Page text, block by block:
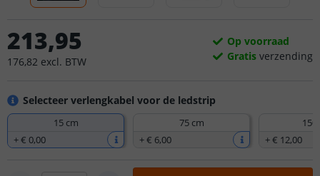
Selecteer verlengkabel voor de ledstrip
15 cm
+€ 0,00
75 cm
+€ 6,00
150
+€ 12,00
213,95
176,82 excl. BTW
Op voorraad
Gratis verzending